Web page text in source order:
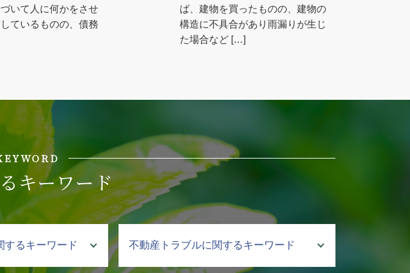
いて人に何かをさせ
ているものの、債務
ば、建物を買ったものの、建物の
構造に不具合があり雨漏りが生じ
た場合など […]
キーワード
するキーワード 不動産トラブルに関するキーワード